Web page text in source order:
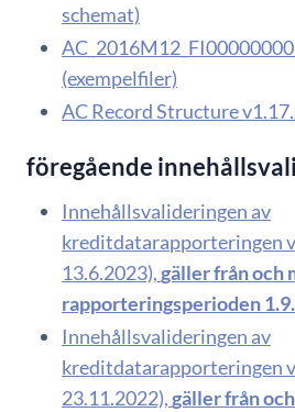
schemat)
(exempelfiler)
AC Record Structure
föregående
Innehållsvalideringen av
kreditdatarapporteringen
13.6.2023),gäller från och
rapporteringsperioden
Innehållsvalideringen av
kreditdatarapporteringen
23.11.2022),gäller från